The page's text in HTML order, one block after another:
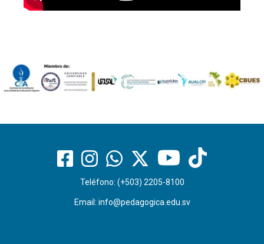
Teléfono: (+503) 2205-8100
Email: info@pedagogica.edu.sv